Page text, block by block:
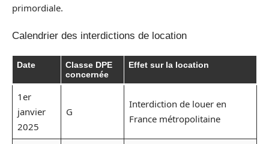
primordiale.
Calendrier des interdictions de location
Date
Classe DPE
concernée
Effet sur la location
1er
janvier
2025
G
Interdiction de louer en
France métropolitaine